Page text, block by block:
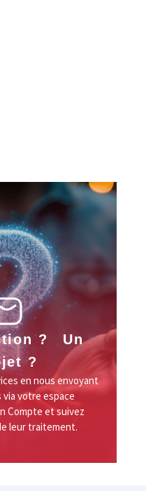
? Un
?
en nous envoyant
via votre espace
Compte et suivez
leur traitement.